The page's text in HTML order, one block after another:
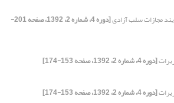
مجازات سلب آزادی [دوره 4، شماره 2، 1392، صفحه 201-
[دوره 4، شماره 2، 1392، صفحه 153-174]
[دوره 4، شماره 2، 1392، صفحه 153-174]